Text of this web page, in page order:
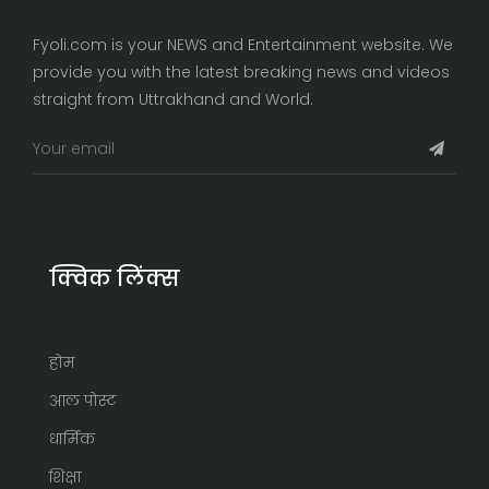
Fyoli.com is your NEWS and Entertainment website. We
provide you with the latest breaking news and videos
straight from Uttrakhand and World.
क्विक लिंक्स
होम
आल पोस्ट
धार्मिक
शिक्षा